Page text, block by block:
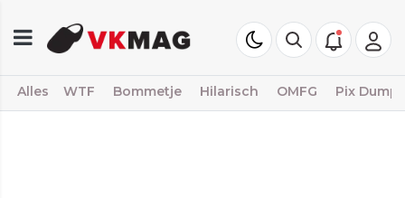
Alles WTF Bommetje Hilarisch OMFG Pix Dump